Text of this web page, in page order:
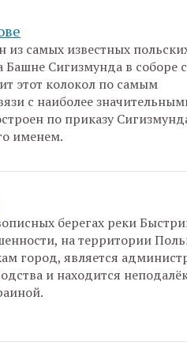
из самых известных
Башне Сигизмунда в соборе
этот колокол по самым
с наиболее
по приказу
именем.
берегах реки
на территории
город, является
и находится